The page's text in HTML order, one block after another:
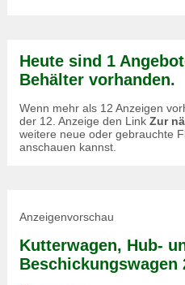
Heute sind 1
Behälter vorhanden.
Wenn mehr als 12 Anzeigen
der 12. Anzeige den Link Zur
weitere neue oder gebrauchte
anschauen kannst.
Anzeigenvorschau
Kutterwagen, Hub-
Beschickungswagen